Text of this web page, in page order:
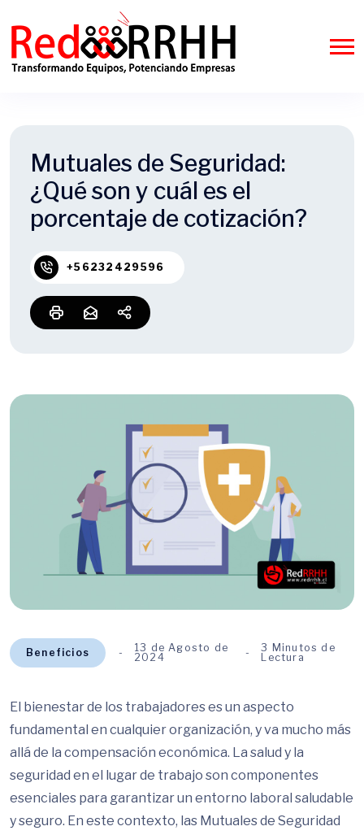
Mutuales de Seguridad:
¿Qué son y cuál es el
porcentaje de cotización?
+56232429596
Beneficios
13 de Agosto de
2024
3 Minutos de
Lectura
El bienestar de los trabajadores es un aspecto
fundamental en cualquier organización, y va mucho más
allá de la compensación económica. La salud y la
seguridad en el lugar de trabajo son componentes
esenciales para garantizar un entorno laboral saludable
y seguro. En este contexto, las Mutuales de Seguridad